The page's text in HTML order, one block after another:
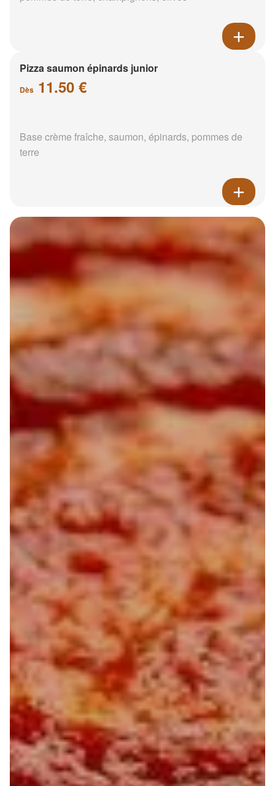
Pizza saumon épinards junior
Dès 11.50 €
Base crème fraîche, saumon, épinards, pommes de
terre